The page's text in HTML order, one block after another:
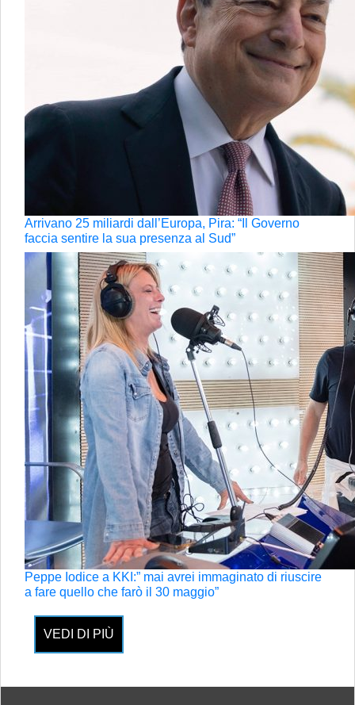
Arrivano 25 miliardi dall’Europa, Pira: “Il Governo
faccia sentire la sua presenza al Sud”
Peppe Iodice a KKI:” mai avrei immaginato di riuscire
a fare quello che farò il 30 maggio”
VEDI DI PIÙ